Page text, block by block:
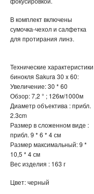
В комплект включены
сумочка-чехол и салфетка
для протирания линз.
Технические характеристики
бинокля Sakura 30 x 60:
Увеличение: 30 * 60
Обзор: 7,2 ° ; 126м/1000м
Диаметр объектива : прибл.
2.3cm
Размер в сложенном виде :
прибл. 9 * 6 * 4 см
Размер максимальный: 9 *
10,5 * 4 см
Вес изделия : 163 г
Цвет: черный